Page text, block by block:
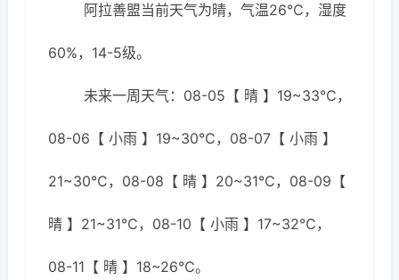
阿拉善盟当前天气为晴，气温26℃，湿度
60%，14-5级。
未来一周天气：08-05【 晴 】19~33℃，
08-06【 小雨 】19~30℃，08-07【 小雨 】
21~30℃，08-08【 晴 】20~31℃，08-09【
晴 】21~31℃，08-10【 小雨 】17~32℃，
08-11【 晴 】18~26℃。